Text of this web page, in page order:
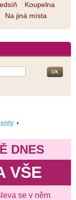
Koupelna
Na jiná místa
DNES
VŠE
se v něm